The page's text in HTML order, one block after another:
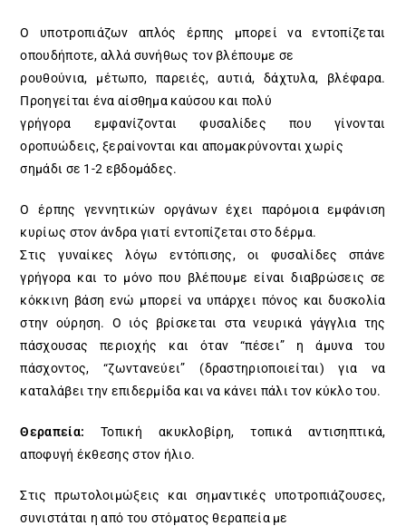
Ο υποτροπιάζων απλός έρπης μπορεί να εντοπίζεται
οπουδήποτε, αλλά συνήθως τον βλέπουμε σε
ρουθούνια, μέτωπο, παρειές, αυτιά, δάχτυλα, βλέφαρα.
Προηγείται ένα αίσθημα καύσου και πολύ
γρήγορα εμφανίζονται φυσαλίδες που γίνονται
οροπυώδεις, ξεραίνονται και απομακρύνονται χωρίς
σημάδι σε 1-2 εβδομάδες.
Ο έρπης γεννητικών οργάνων έχει παρόμοια εμφάνιση
κυρίως στον άνδρα γιατί εντοπίζεται στο δέρμα.
Στις γυναίκες λόγω εντόπισης, οι φυσαλίδες σπάνε
γρήγορα και το μόνο που βλέπουμε είναι διαβρώσεις σε
κόκκινη βάση ενώ μπορεί να υπάρχει πόνος και δυσκολία
στην ούρηση. Ο ιός βρίσκεται στα νευρικά γάγγλια της
πάσχουσας περιοχής και όταν “πέσει” η άμυνα του
πάσχοντος, “ζωντανεύει” (δραστηριοποιείται) για να
καταλάβει την επιδερμίδα και να κάνει πάλι τον κύκλο του.
Θεραπεία:Τοπική ακυκλοβίρη, τοπικά αντισηπτικά,
αποφυγή έκθεσης στον ήλιο.
Στις πρωτολοιμώξεις και σημαντικές υποτροπιάζουσες,
συνιστάται η από του στόματος θεραπεία με